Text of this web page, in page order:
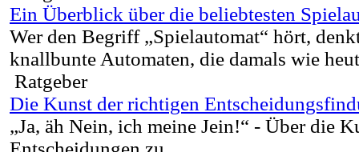
Ein Überblick über die beliebtesten
Wer den Begriff „Spielautomat“ hört,
knallbunte Automaten, die damals wie
Ratgeber
Die Kunst der richtigen
„Ja, äh Nein, ich meine Jein!“ - Über die